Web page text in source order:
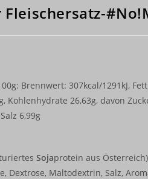
Fleischersatz-
Brennwert: 307kcal/1291kJ,
Kohlenhydrate 26,63g, davon
6,99g
Sojaprotein aus
Dextrose, Maltodextrin, Salz,